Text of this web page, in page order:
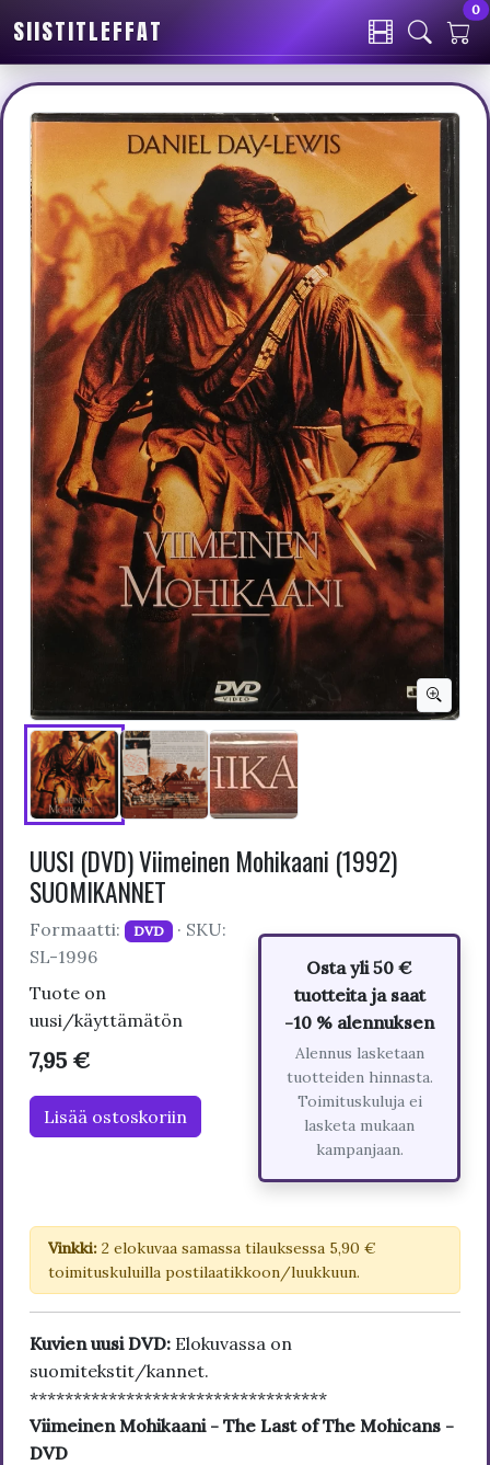
SIISTITLEFFAT
0
UUSI (DVD) Viimeinen Mohikaani (1992)
SUOMIKANNET
Formaatti: DVD · SKU:
SL-1996
Tuote on
uusi/käyttämätön
7,95 €
Lisää ostoskoriin
Osta yli 50 €
tuotteita ja saat
-10 % alennuksen
Alennus lasketaan
tuotteiden hinnasta.
Toimituskuluja ei
lasketa mukaan
kampanjaan.
Vinkki: 2 elokuvaa samassa tilauksessa 5,90 €
toimituskuluilla postilaatikkoon/luukkuun.
Kuvien uusi DVD: Elokuvassa on
suomitekstit/kannet.
**********************************
Viimeinen Mohikaani - The Last of The Mohicans -
DVD